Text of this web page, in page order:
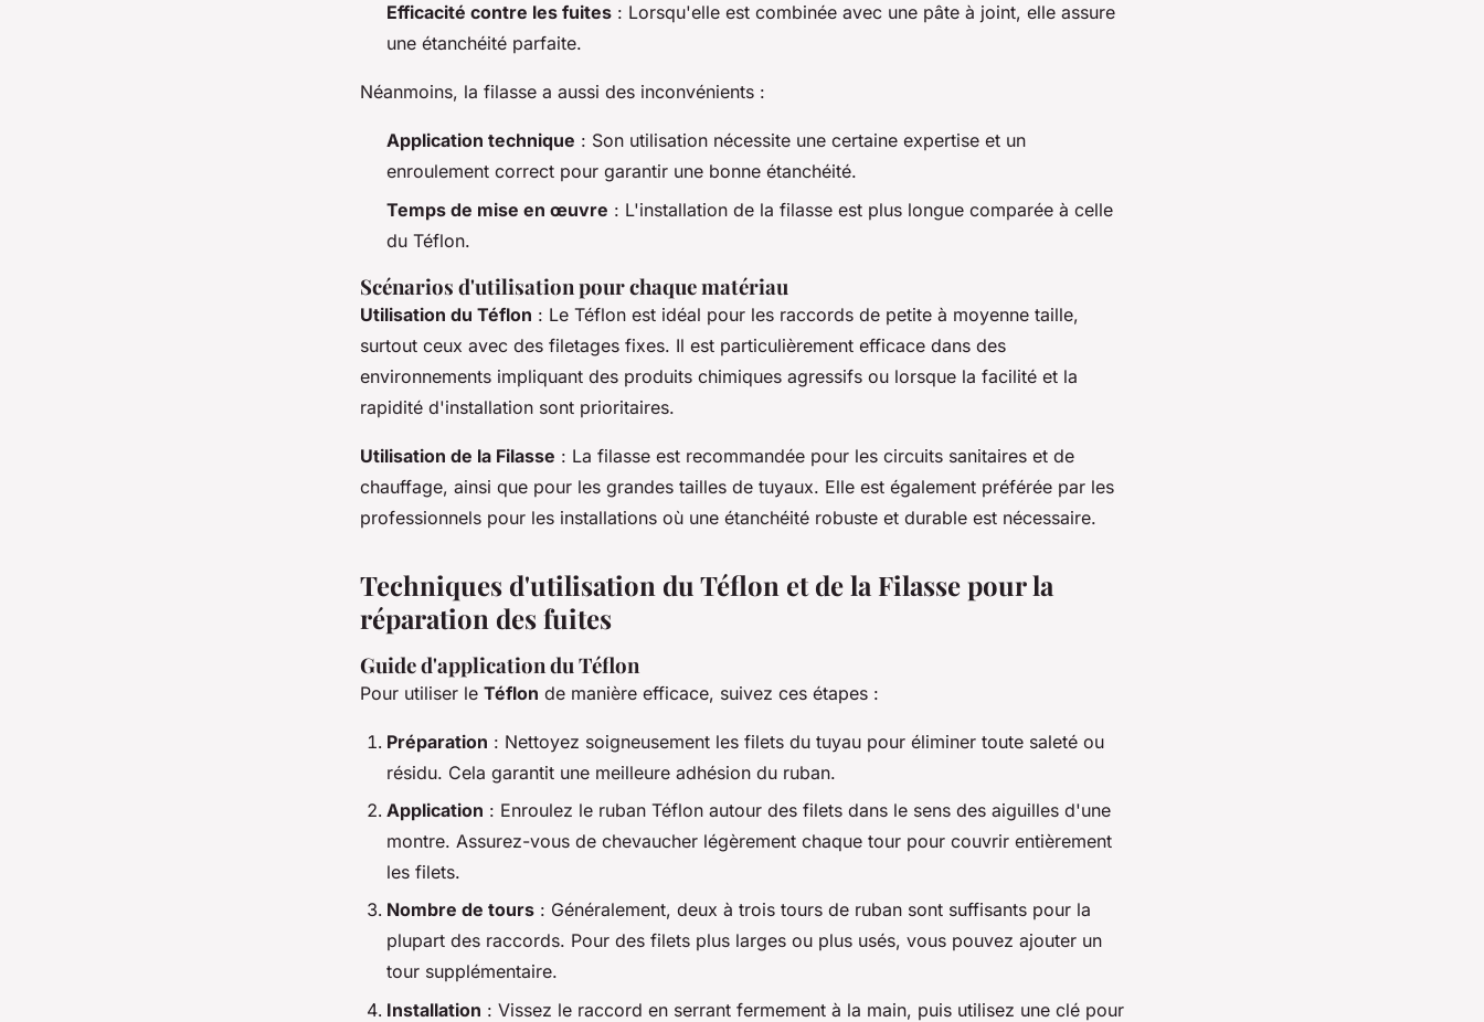
Efficacité contre les fuites : Lorsqu'elle est combinée avec une pâte à joint, elle assure
une étanchéité parfaite.
Néanmoins, la filasse a aussi des inconvénients :
Application technique : Son utilisation nécessite une certaine expertise et un
enroulement correct pour garantir une bonne étanchéité.
Temps de mise en œuvre : L'installation de la filasse est plus longue comparée à celle
du Téflon.
Scénarios d'utilisation pour chaque matériau
Utilisation du Téflon : Le Téflon est idéal pour les raccords de petite à moyenne taille,
surtout ceux avec des filetages fixes. Il est particulièrement efficace dans des
environnements impliquant des produits chimiques agressifs ou lorsque la facilité et la
rapidité d'installation sont prioritaires.
Utilisation de la Filasse : La filasse est recommandée pour les circuits sanitaires et de
chauffage, ainsi que pour les grandes tailles de tuyaux. Elle est également préférée par les
professionnels pour les installations où une étanchéité robuste et durable est nécessaire.
Techniques d'utilisation du Téflon et de la Filasse pour la
réparation des fuites
Guide d'application du Téflon
Pour utiliser le Téflon de manière efficace, suivez ces étapes :
Préparation : Nettoyez soigneusement les filets du tuyau pour éliminer toute saleté ou
résidu. Cela garantit une meilleure adhésion du ruban.
Application : Enroulez le ruban Téflon autour des filets dans le sens des aiguilles d'une
montre. Assurez-vous de chevaucher légèrement chaque tour pour couvrir entièrement
les filets.
Nombre de tours : Généralement, deux à trois tours de ruban sont suffisants pour la
plupart des raccords. Pour des filets plus larges ou plus usés, vous pouvez ajouter un
tour supplémentaire.
Installation : Vissez le raccord en serrant fermement à la main, puis utilisez une clé pour